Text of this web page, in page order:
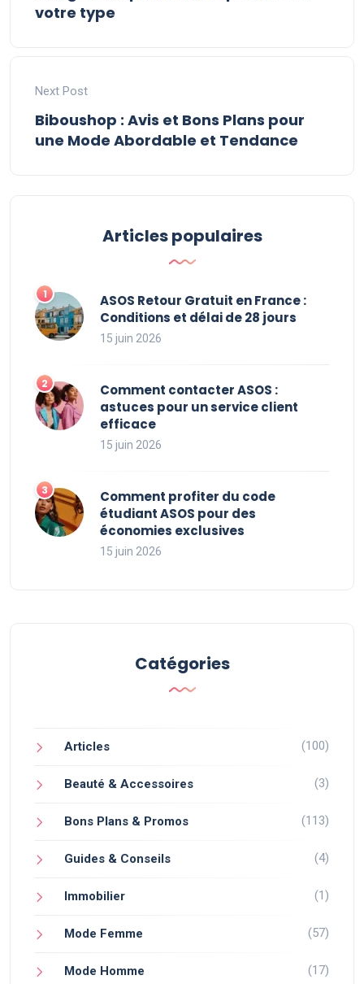
votre type
Next Post
Biboushop : Avis et Bons Plans pour
une Mode Abordable et Tendance
Articles populaires
ASOS Retour Gratuit en France :
Conditions et délai de 28 jours
15 juin 2026
Comment contacter ASOS :
astuces pour un service client
efficace
15 juin 2026
Comment profiter du code
étudiant ASOS pour des
économies exclusives
15 juin 2026
Catégories
Articles (100)
Beauté & Accessoires (3)
Bons Plans & Promos (113)
Guides & Conseils (4)
Immobilier (1)
Mode Femme (57)
Mode Homme (17)